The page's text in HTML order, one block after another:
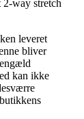
2-way stretch
leveret
bliver
kan ikke